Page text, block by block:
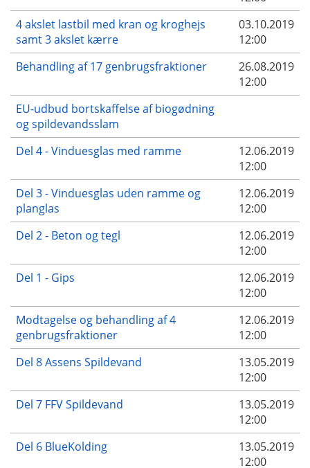
4 akslet lastbil med kran og kroghejs
samt 3 akslet kærre
03.10.2019
12:00
Behandling af 17 genbrugsfraktioner
26.08.2019
12:00
EU-udbud bortskaffelse af biogødning
og spildevandsslam
Del 4 - Vinduesglas med ramme
12.06.2019
12:00
Del 3 - Vinduesglas uden ramme og
planglas
12.06.2019
12:00
Del 2 - Beton og tegl
12.06.2019
12:00
Del 1 - Gips
12.06.2019
12:00
Modtagelse og behandling af 4
genbrugsfraktioner
12.06.2019
12:00
Del 8 Assens Spildevand
13.05.2019
12:00
Del 7 FFV Spildevand
13.05.2019
12:00
Del 6 BlueKolding
13.05.2019
12:00